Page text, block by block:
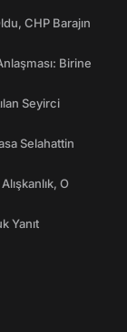
CHP Barajın
Birine
Seyirci
Selahattin
O
Yanıt